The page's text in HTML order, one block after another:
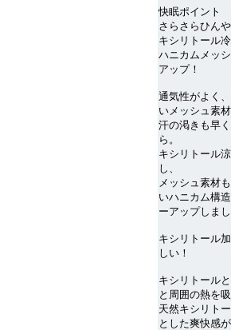
快眠ポイント
さらさらひん
キシリトール
ハニカムメッ
アップ！
通気性がよく
いメッシュ素材
汗の渇きも早
ら。
キシリトール
し、
メッシュ素材
いハニカム構
ーアップしまし
キシリトール
しい！
キシリトール
と周囲の熱を吸
天然キシリト
とした爽快感